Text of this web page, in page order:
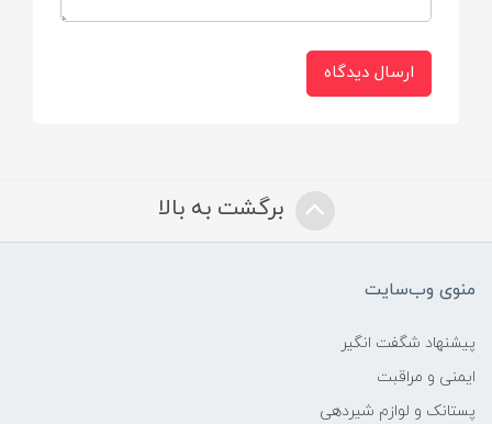
ارسال دیدگاه
برگشت به بالا
منوی وب‌سایت
پیشنهاد شگفت انگیر
ایمنی و مراقبت
پستانک و لوازم شیردهی